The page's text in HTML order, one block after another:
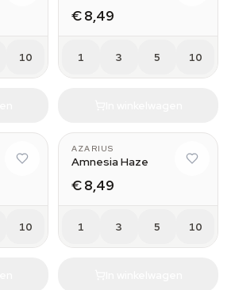
10
€ 8,49
1 3 5 10
10
AZARIUS
Amnesia Haze
€ 8,49
1 3 5 10